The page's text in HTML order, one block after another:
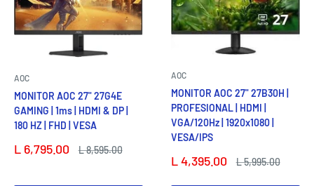
AOC
MONITOR AOC 27" 27G4E
GAMING | 1ms | HDMI & DP |
180 HZ | FHD | VESA
Precio
L 6,795.00
Precio
L 8,595.00
AOC
MONITOR AOC 27" 27B30H |
PROFESIONAL | HDMI |
VGA/120Hz | 1920x1080 |
VESA/IPS
Precio
L 4,395.00
Precio
L 5,995.00